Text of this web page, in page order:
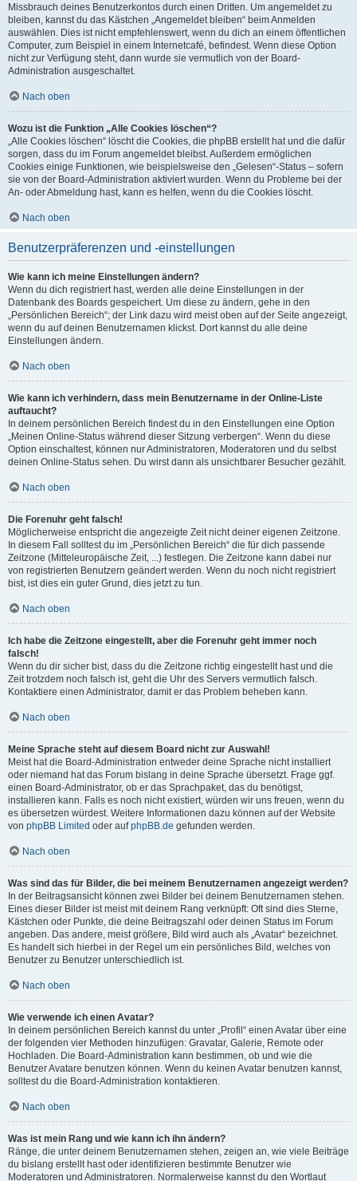
Missbrauch deines Benutzerkontos durch einen Dritten. Um angemeldet zu
bleiben, kannst du das Kästchen „Angemeldet bleiben“ beim Anmelden
auswählen. Dies ist nicht empfehlenswert, wenn du dich an einem öffentlichen
Computer, zum Beispiel in einem Internetcafé, befindest. Wenn diese Option
nicht zur Verfügung steht, dann wurde sie vermutlich von der Board-
Administration ausgeschaltet.
Nach oben
Wozu ist die Funktion „Alle Cookies löschen“?
„Alle Cookies löschen“ löscht die Cookies, die phpBB erstellt hat und die dafür
sorgen, dass du im Forum angemeldet bleibst. Außerdem ermöglichen
Cookies einige Funktionen, wie beispielsweise den „Gelesen“-Status – sofern
sie von der Board-Administration aktiviert wurden. Wenn du Probleme bei der
An- oder Abmeldung hast, kann es helfen, wenn du die Cookies löscht.
Nach oben
Benutzerpräferenzen und -einstellungen
Wie kann ich meine Einstellungen ändern?
Wenn du dich registriert hast, werden alle deine Einstellungen in der
Datenbank des Boards gespeichert. Um diese zu ändern, gehe in den
„Persönlichen Bereich“; der Link dazu wird meist oben auf der Seite angezeigt,
wenn du auf deinen Benutzernamen klickst. Dort kannst du alle deine
Einstellungen ändern.
Nach oben
Wie kann ich verhindern, dass mein Benutzername in der Online-Liste
auftaucht?
In deinem persönlichen Bereich findest du in den Einstellungen eine Option
„Meinen Online-Status während dieser Sitzung verbergen“. Wenn du diese
Option einschaltest, können nur Administratoren, Moderatoren und du selbst
deinen Online-Status sehen. Du wirst dann als unsichtbarer Besucher gezählt.
Nach oben
Die Forenuhr geht falsch!
Möglicherweise entspricht die angezeigte Zeit nicht deiner eigenen Zeitzone.
In diesem Fall solltest du im „Persönlichen Bereich“ die für dich passende
Zeitzone (Mitteleuropäische Zeit, ...) festlegen. Die Zeitzone kann dabei nur
von registrierten Benutzern geändert werden. Wenn du noch nicht registriert
bist, ist dies ein guter Grund, dies jetzt zu tun.
Nach oben
Ich habe die Zeitzone eingestellt, aber die Forenuhr geht immer noch
falsch!
Wenn du dir sicher bist, dass du die Zeitzone richtig eingestellt hast und die
Zeit trotzdem noch falsch ist, geht die Uhr des Servers vermutlich falsch.
Kontaktiere einen Administrator, damit er das Problem beheben kann.
Nach oben
Meine Sprache steht auf diesem Board nicht zur Auswahl!
Meist hat die Board-Administration entweder deine Sprache nicht installiert
oder niemand hat das Forum bislang in deine Sprache übersetzt. Frage ggf.
einen Board-Administrator, ob er das Sprachpaket, das du benötigst,
installieren kann. Falls es noch nicht existiert, würden wir uns freuen, wenn du
es übersetzen würdest. Weitere Informationen dazu können auf der Website
von phpBB Limited oder aufphpBB.de gefunden werden.
Nach oben
Was sind das für Bilder, die bei meinem Benutzernamen angezeigt werden?
In der Beitragsansicht können zwei Bilder bei deinem Benutzernamen stehen.
Eines dieser Bilder ist meist mit deinem Rang verknüpft: Oft sind dies Sterne,
Kästchen oder Punkte, die deine Beitragszahl oder deinen Status im Forum
angeben. Das andere, meist größere, Bild wird auch als „Avatar“ bezeichnet.
Es handelt sich hierbei in der Regel um ein persönliches Bild, welches von
Benutzer zu Benutzer unterschiedlich ist.
Nach oben
Wie verwende ich einen Avatar?
In deinem persönlichen Bereich kannst du unter „Profil“ einen Avatar über eine
der folgenden vier Methoden hinzufügen: Gravatar, Galerie, Remote oder
Hochladen. Die Board-Administration kann bestimmen, ob und wie die
Benutzer Avatare benutzen können. Wenn du keinen Avatar benutzen kannst,
solltest du die Board-Administration kontaktieren.
Nach oben
Was ist mein Rang und wie kann ich ihn ändern?
Ränge, die unter deinem Benutzernamen stehen, zeigen an, wie viele Beiträge
du bislang erstellt hast oder identifizieren bestimmte Benutzer wie
Moderatoren und Administratoren. Normalerweise kannst du den Wortlaut